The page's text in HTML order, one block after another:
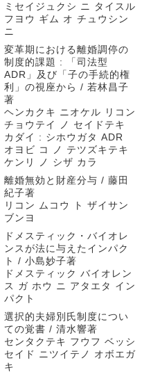
ミセイジュクシ ニ タイスル
フヨウ ギム オ チュウシン
ニ
変革期における離婚調停の
制度的課題 : 「司法型
ADR」及び「子の手続的権
利」の視座から / 若林昌子
著
ヘンカクキ ニオケル リコン
チョウテイ ノ セイドテキ
カダイ : シホウガタ ADR
オヨビ コ ノ テツズキテキ
ケンリ ノ シザ カラ
離婚無効と財産分与 / 藤田
紀子著
リコン ムコウ ト ザイサン
ブンヨ
ドメスティック・バイオレ
ンスが法に与えたインパク
ト / 小島妙子著
ドメスティック バイオレン
ス ガ ホウ ニ アタエタ イン
パクト
選択的夫婦別氏制度につい
ての覚書 / 清水響著
センタクテキ フウフ ベッシ
セイド ニツイテノ オボエガ
キ